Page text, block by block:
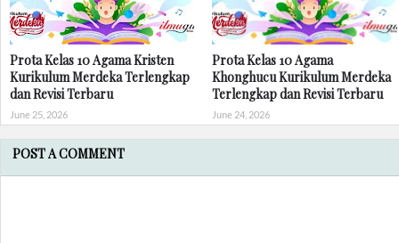
Prota Kelas 10 Agama Kristen
Kurikulum Merdeka Terlengkap
dan Revisi Terbaru
June 25, 2026
Prota Kelas 10 Agama
Khonghucu Kurikulum Merdeka
Terlengkap dan Revisi Terbaru
June 24, 2026
POST A COMMENT